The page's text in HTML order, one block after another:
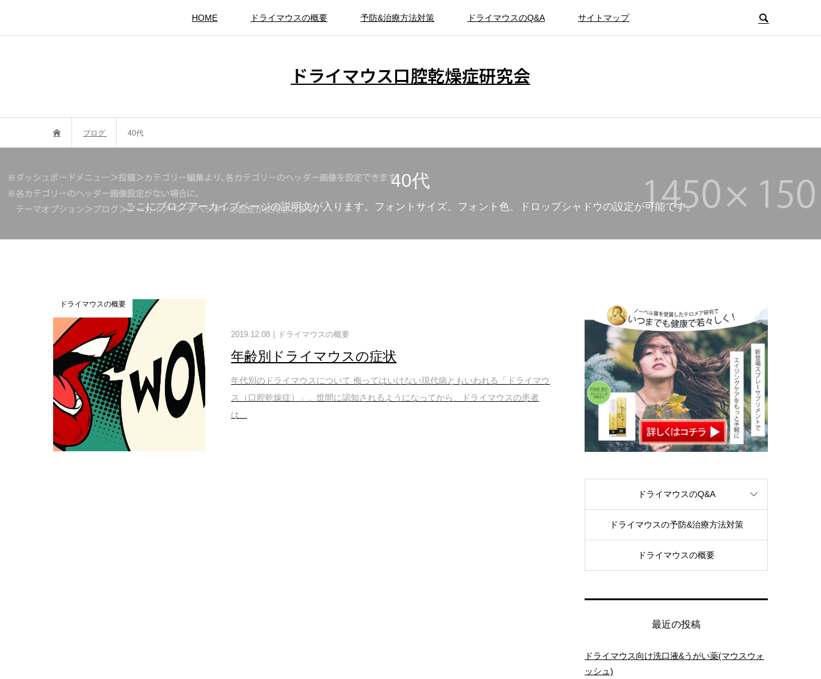
HOME ドライマウスの概要 予防&治療方法対策 ドライマウスのQ&A サイトマップ
ドライマウス口腔乾燥症研究会
ブログ 40代
40代
ここにブログアーカイブページの説明文が入ります。フォントサイズ、フォント色、ドロップシャドウの設定が可能です。
ドライマウスの概要
2019.12.08 ドライマウスの概要
年齢別ドライマウスの症状
年代別のドライマウスについて 侮ってはいけない現代病ともいわれる「ドライマウ
ス（口腔乾燥症）」。世間に認知されるようになってから、ドライマウスの患者
は...
ドライマウスのQ&A
ドライマウスの予防&治療方法対策
ドライマウスの概要
最近の投稿
ドライマウス向け洗口液&うがい薬(マウスウォ
ッシュ)